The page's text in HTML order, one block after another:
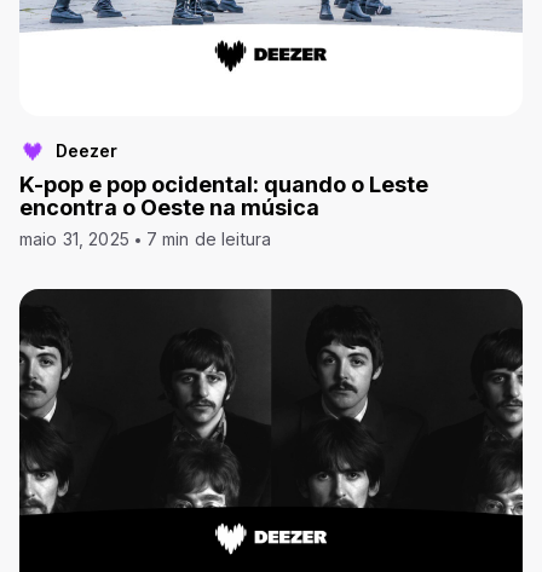
Deezer
K-pop e pop ocidental: quando o Leste
encontra o Oeste na música
maio 31, 2025 7 min de leitura